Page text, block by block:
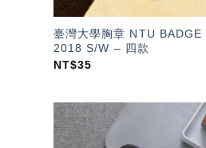
臺灣大學胸章 NTU BADGE
2018 S/W – 四款
NT$35